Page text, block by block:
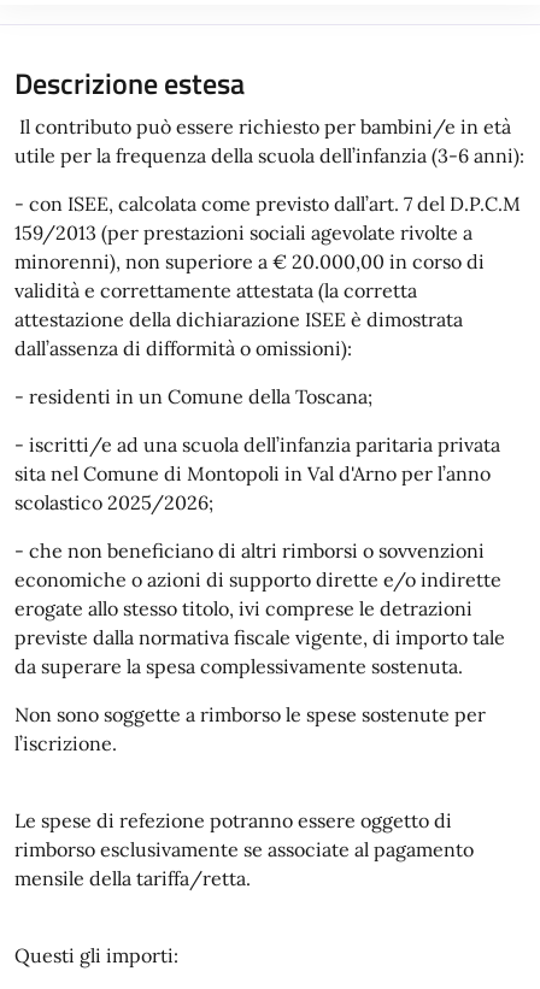
Descrizione estesa
Il contributo può essere richiesto per bambini/e in età
utile per la frequenza della scuola dell’infanzia (3-6 anni):
- con ISEE, calcolata come previsto dall’art. 7 del D.P.C.M
159/2013 (per prestazioni sociali agevolate rivolte a
minorenni), non superiore a € 20.000,00 in corso di
validità e correttamente attestata (la corretta
attestazione della dichiarazione ISEE è dimostrata
dall’assenza di difformità o omissioni):
- residenti in un Comune della Toscana;
- iscritti/e ad una scuola dell’infanzia paritaria privata
sita nel Comune di Montopoli in Val d'Arno per l’anno
scolastico 2025/2026;
- che non beneficiano di altri rimborsi o sovvenzioni
economiche o azioni di supporto dirette e/o indirette
erogate allo stesso titolo, ivi comprese le detrazioni
previste dalla normativa fiscale vigente, di importo tale
da superare la spesa complessivamente sostenuta.
Non sono soggette a rimborso le spese sostenute per
l’iscrizione.
Le spese di refezione potranno essere oggetto di
rimborso esclusivamente se associate al pagamento
mensile della tariffa/retta.
Questi gli importi: